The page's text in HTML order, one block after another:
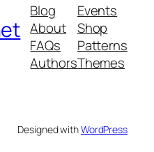
Blog
About
FAQs
Authors
Events
Shop
Patterns
Themes
Designed withWordPress